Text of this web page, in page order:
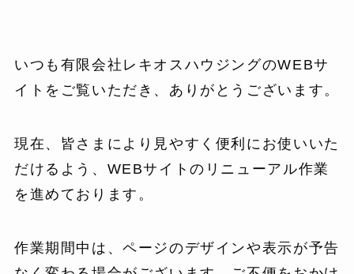
いつも有限会社レキオスハウジングのWEBサ
イトをご覧いただき、ありがとうございます。
現在、皆さまにより見やすく便利にお使いいた
だけるよう、WEBサイトのリニューアル作業
を進めております。
作業期間中は、ページのデザインや表示が予告